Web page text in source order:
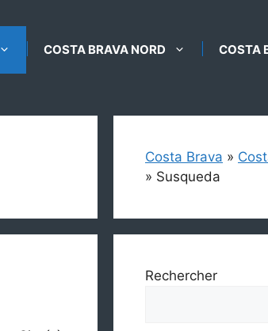
COSTA BRAVA NORD COSTA
Costa Brava »
» Susqueda
Rechercher